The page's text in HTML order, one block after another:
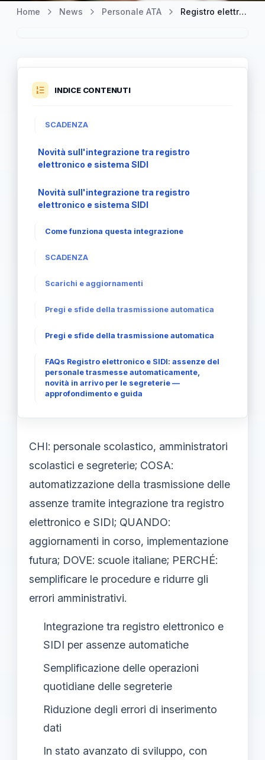
Home News Personale ATA Registro elettronico e SIDI: assenze del personale trasmesse automaticamente, novità in arrivo per le segreterie — approfondimento e guida
INDICE CONTENUTI
SCADENZA
Novità sull'integrazione tra registro
elettronico e sistema SIDI
Novità sull'integrazione tra registro
elettronico e sistema SIDI
Come funziona questa integrazione
SCADENZA
Scarichi e aggiornamenti
Pregi e sfide della trasmissione automatica
Pregi e sfide della trasmissione automatica
FAQs Registro elettronico e SIDI: assenze del
personale trasmesse automaticamente,
novità in arrivo per le segreterie —
approfondimento e guida
CHI: personale scolastico, amministratori
scolastici e segreterie; COSA:
automatizzazione della trasmissione delle
assenze tramite integrazione tra registro
elettronico e SIDI; QUANDO:
aggiornamenti in corso, implementazione
futura; DOVE: scuole italiane; PERCHÉ:
semplificare le procedure e ridurre gli
errori amministrativi.
Integrazione tra registro elettronico e
SIDI per assenze automatiche
Semplificazione delle operazioni
quotidiane delle segreterie
Riduzione degli errori di inserimento
dati
In stato avanzato di sviluppo, con